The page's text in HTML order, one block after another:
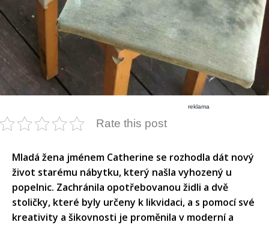
reklama
Rate this post
Mladá žena jménem Catherine se rozhodla dát nový
život starému nábytku, který našla vyhozený u
popelnic. Zachránila opotřebovanou židli a dvě
stoličky, které byly určeny k likvidaci, a s pomocí své
kreativity a šikovnosti je proměnila v moderní a